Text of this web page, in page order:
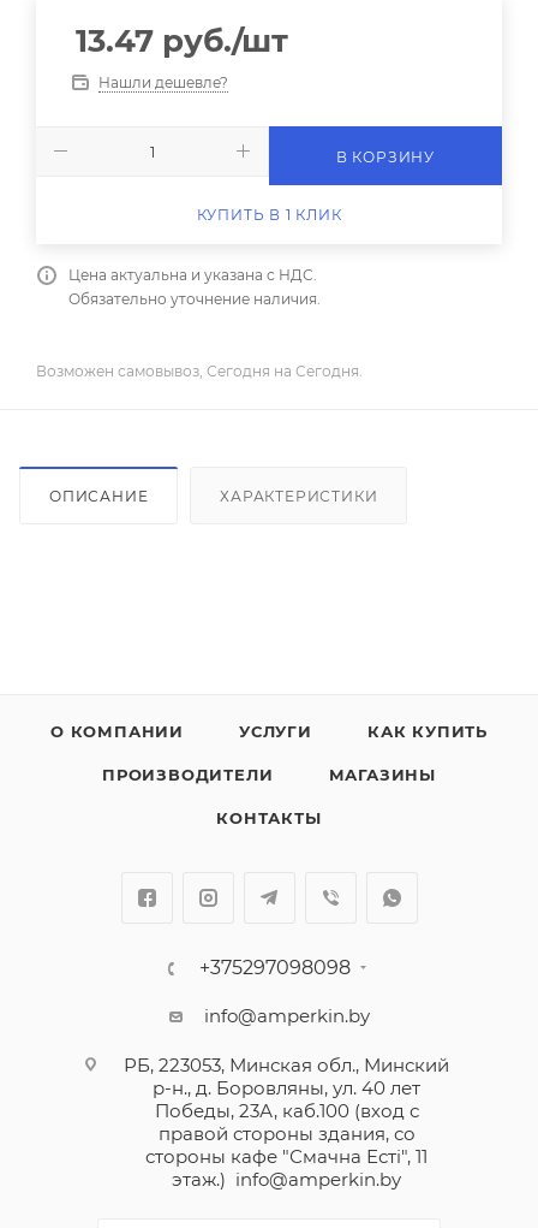
13.47 руб./шт
Нашли дешевле?
В КОРЗИНУ
КУПИТЬ В 1 КЛИК
Цена актуальна и указана с НДС.
Обязательно уточнение наличия.
Возможен самовывоз, Сегодня на Сегодня.
ОПИСАНИЕ ХАРАКТЕРИСТИКИ
О КОМПАНИИ УСЛУГИ КАК КУПИТЬ
ПРОИЗВОДИТЕЛИ МАГАЗИНЫ
КОНТАКТЫ
+375297098098
info@amperkin.by
РБ, 223053, Минская обл., Минский
р-н., д. Боровляны, ул. 40 лет
Победы, 23А, каб.100 (вход с
правой стороны здания, со
стороны кафе "Смачна Естi", 11
этаж.) info@amperkin.by